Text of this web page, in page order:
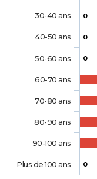
0
0
0
0
30-40 ans
40-50 ans
50-60 ans
60-70 ans
70-80 ans
80-90 ans
90-100 ans
Plus de 100 ans